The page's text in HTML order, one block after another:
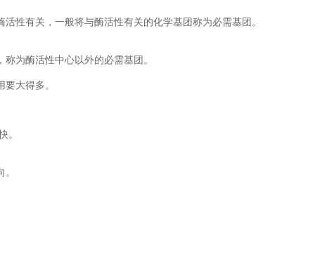
性有关，一般将与酶活性有关的化学基团称为必需基团。
为酶活性中心以外的必需基团。
大得多。
。